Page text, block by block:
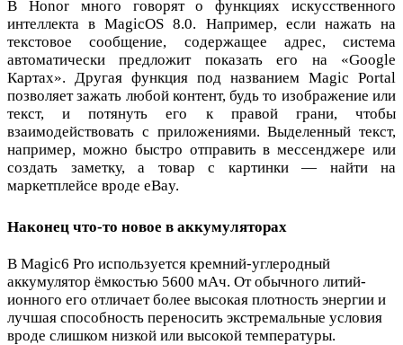
В Honor много говорят о функциях искусственного
интеллекта в MagicOS 8.0. Например, если нажать на
текстовое сообщение, содержащее адрес, система
автоматически предложит показать его на «Google
Картах». Другая функция под названием Magic Portal
позволяет зажать любой контент, будь то изображение или
текст, и потянуть его к правой грани, чтобы
взаимодействовать с приложениями. Выделенный текст,
например, можно быстро отправить в мессенджере или
создать заметку, а товар с картинки — найти на
маркетплейсе вроде eBay.
Наконец что-то новое в аккумуляторах
В Magic6 Pro используется кремний-углеродный
аккумулятор ёмкостью 5600 мАч. От обычного литий-
ионного его отличает более высокая плотность энергии и
лучшая способность переносить экстремальные условия
вроде слишком низкой или высокой температуры.